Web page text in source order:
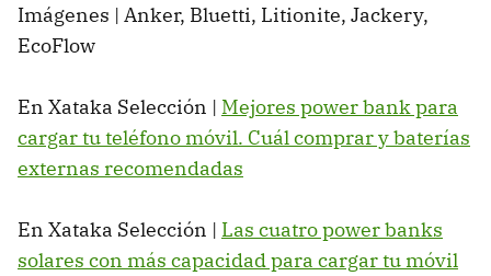
Imágenes | Anker, Bluetti, Litionite, Jackery,
EcoFlow
En Xataka Selección | Mejores power bank para
cargar tu teléfono móvil. Cuál comprar y baterías
externas recomendadas
En Xataka Selección | Las cuatro power banks
solares con más capacidad para cargar tu móvil